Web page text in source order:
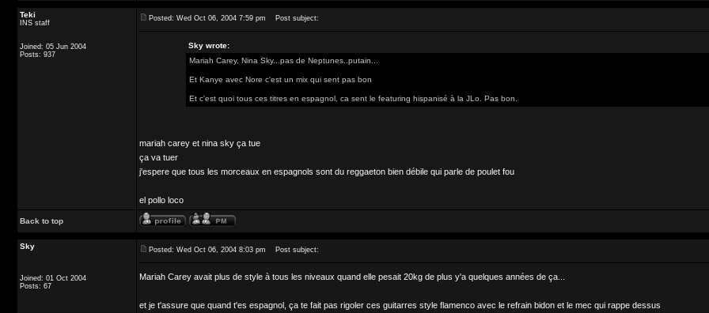
Teki
INS staff
Joined: 05 Jun 2004
Posts: 937
Posted: Wed Oct 06, 2004 7:59 pm Post subject:
Sky wrote:
Mariah Carey, Nina Sky...pas de Neptunes..putain...
Et Kanye avec Nore c'est un mix qui sent pas bon
Et c'est quoi tous ces titres en espagnol, ca sent le featuring hispanisé à la JLo. Pas bon.
mariah carey et nina sky ça tue
ça va tuer
j'espere que tous les morceaux en espagnols sont du reggaeton bien débile qui parle de poulet fou
el pollo loco
Back to top
Sky
Joined: 01 Oct 2004
Posts: 67
Posted: Wed Oct 06, 2004 8:03 pm Post subject:
Mariah Carey avait plus de style à tous les niveaux quand elle pesait 20kg de plus y'a quelques années de ça...
et je t'assure que quand t'es espagnol, ça te fait pas rigoler ces guitarres style flamenco avec le refrain bidon et le mec qui rappe dessus